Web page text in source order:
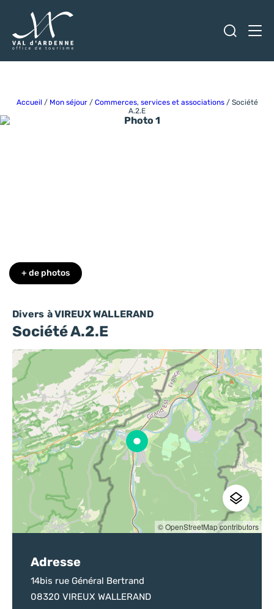
Accueil / Mon séjour/ Commerces, services et associations/ Société
A.2.E
Divers à VIREUX WALLERAND
Société A.2.E
Photo 1
+ de photos
© OpenStreetMap contributors
Adresse
14bis rue Général Bertrand
08320 VIREUX WALLERAND